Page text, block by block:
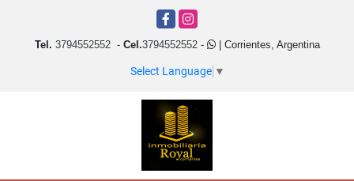
FacebookInstagram
Tel. 3794552552- Cel.3794552552- | Corrientes, Argentina
Select Language ▼